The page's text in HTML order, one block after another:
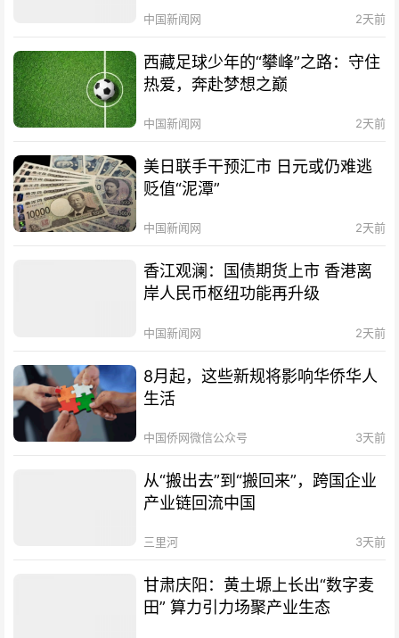
中国新闻网 2天前
西藏足球少年的“攀峰”之路：守住
热爱，奔赴梦想之巅
中国新闻网 2天前
美日联手干预汇市 日元或仍难逃
贬值“泥潭”
中国新闻网 2天前
香江观澜：国债期货上市 香港离
岸人民币枢纽功能再升级
中国新闻网 2天前
8月起，这些新规将影响华侨华人
生活
中国侨网微信公众号 3天前
从“搬出去”到“搬回来”，跨国企业
产业链回流中国
三里河 3天前
甘肃庆阳：黄土塬上长出“数字麦
田” 算力引力场聚产业生态